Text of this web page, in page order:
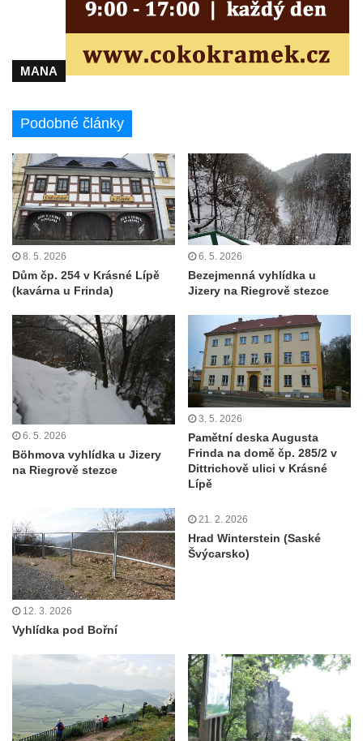
Rozhledna Luž (Aussichtsturm Lausche)
Vyhlídka Terezínka
Rozhledna Vrchbělá
Vyhlídka Triangl u Markvartic
Rozhledna Janov
Rozhledna Alainova věž
Rozhledna (vyhlídková věž) Kumburk
Rozhledna Na Čihadle
Střekovská vyhlídka
Víťova rozhledna
Rozhledna Vrchovina
Rozhledna Valtenberg
Rozhledna Špičák u České Lípy
Rozhledna Kaňk (Havířská bouda) u Kutné
Hory
Rozhledna Rumburak
Stezka korunami stromů – Krkonoše
Rozhledna Eliška (Stachelberg)
Rozhledna Bismarckturm v Neugersdorfu
Maják (a muzeum) Járy Cimrmana
Rozhledna Štěpánka
Rozhledna Vysoká v Tachově
Rozhledna Bohušův vrch u Plané
Rozhledna Strážný vrch
Rozhledna Klínovec
Rozhledna Bučina
Rozhledna Hamelika
Rozhledna Jeřabina
MANA
Podobné články
8. 5. 2026
Dům čp. 254 v Krásné Lípě
(kavárna u Frinda)
6. 5. 2026
Bezejmenná vyhlídka u
Jizery na Riegrově stezce
6. 5. 2026
Böhmova vyhlídka u Jizery
na Riegrově stezce
3. 5. 2026
Pamětní deska Augusta
Frinda na domě čp. 285/2 v
Dittrichově ulici v Krásné
Lípě
12. 3. 2026
Vyhlídka pod Bořní
21. 2. 2026
Hrad Winterstein (Saské
Švýcarsko)